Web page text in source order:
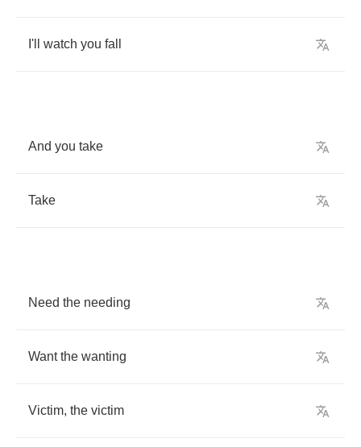
I'll watch you fall
And you take
Take
Need the needing
Want the wanting
Victim, the victim